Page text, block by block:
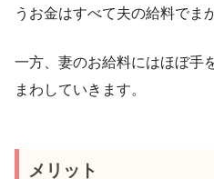
うお金はすべて夫の給料でま
一方、妻のお給料にはほぼ手
まわしていきます。
メリット